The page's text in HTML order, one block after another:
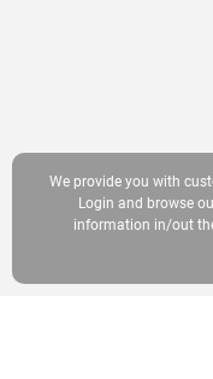
We provide you with
Login and browse
information in/out